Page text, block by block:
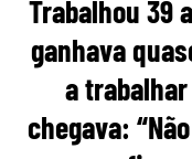
Trabalhou 39
ganhava
a
chegava: